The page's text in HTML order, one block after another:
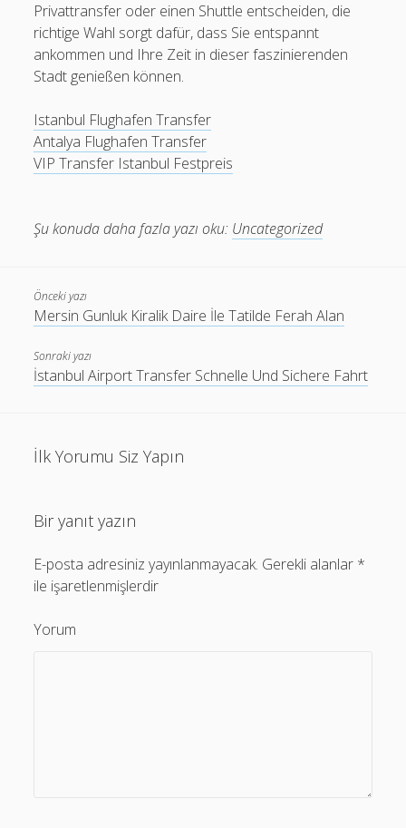
Privattransfer oder einen Shuttle entscheiden, die
richtige Wahl sorgt dafür, dass Sie entspannt
ankommen und Ihre Zeit in dieser faszinierenden
Stadt genießen können.
Istanbul Flughafen Transfer
Antalya Flughafen Transfer
VIP Transfer Istanbul Festpreis
Şu konuda daha fazla yazı oku: Uncategorized
Önceki yazı
Mersin Gunluk Kiralik Daire İle Tatilde Ferah Alan
Sonraki yazı
İstanbul Airport Transfer Schnelle Und Sichere Fahrt
İlk Yorumu Siz Yapın
Bir yanıt yazın
E-posta adresiniz yayınlanmayacak. Gerekli alanlar *
ile işaretlenmişlerdir
Yorum